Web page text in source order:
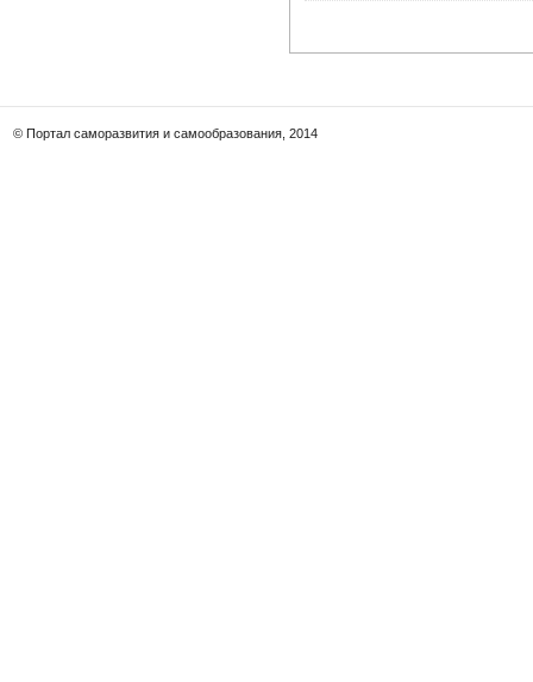
© Портал саморазвития и самообразования, 2014